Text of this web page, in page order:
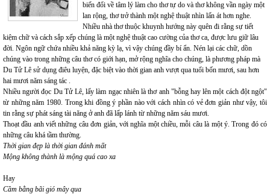
biến đổi về tâm lý làm cho thơ tự do và thơ không vần ngày một
lan rộng, thơ trở thành một nghệ thuật nhìn lấn át hơn nghe.
Nhiều nhà thơ thuộc khuynh hướng này quên đi rằng sự tiết
kiệm chữ và cách sắp xếp chúng là một nghệ thuật cao cường của thơ ca, được lưu giữ lâu
đời. Ngôn ngữ chứa nhiều khả năng kỳ lạ, vì vậy chúng đầy bí ẩn. Nén lại các chữ, dồn
chúng vào trong những câu thơ có giới hạn, mở rộng nghĩa cho chúng, là phương pháp mà
Du Tử Lê sử dụng điêu luyện, đặc biệt vào thời gian anh vượt qua tuổi bốn mươi, sau hơn
hai mươi năm sáng tác .
Nhiều người đọc Du Tử Lê, lấy làm ngạc nhiên là thơ anh "bỗng hay lên một cách đột ngột"
từ những năm 1980. Trong khi đồng ý phần nào với cách nhìn có vẻ đơn giản như vậy, tôi
tin rằng sự phát sáng tài năng ở anh đã lấp lánh từ những năm sáu mươi.
Thoạt đầu anh viết những câu đơn giản, với nghĩa một chiều, mỗi câu là một ý. Trong đó có
những câu khá tầm thường.
Thời gian đẹp là thời gian đánh mất
Mộng không thành là mộng quá cao xa
Hay
Cầm bằng bãi gió mây qua